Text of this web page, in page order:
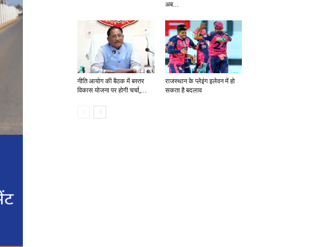
अब...
नीति आयोग की बैठक में बस्तर
विकास योजना पर होगी चर्चा,...
राजस्थान के प्लेइंग इलेवन में हो
सकता है बदलाव